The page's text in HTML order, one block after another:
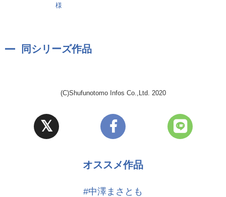
2人のあま〜い勝負の行方は…
様
同シリーズ作品
(C)Shufunotomo Infos Co.,Ltd. 2020
オススメ作品
#中澤まさとも